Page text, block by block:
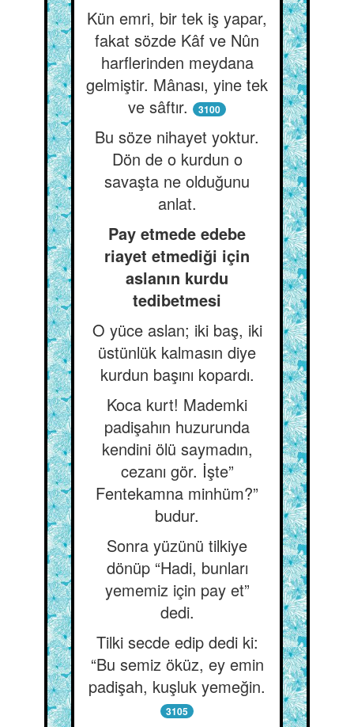
Kün emri, bir tek iş yapar,
fakat sözde Kâf ve Nûn
harflerinden meydana
gelmiştir. Mânası, yine tek
ve sâftır.
3100
Bu söze nihayet yoktur.
Dön de o kurdun o
savaşta ne olduğunu
anlat.
Pay etmede edebe
riayet etmediği için
aslanın kurdu
tedibetmesi
O yüce aslan; iki baş, iki
üstünlük kalmasın diye
kurdun başını kopardı.
Koca kurt! Mademki
padişahın huzurunda
kendini ölü saymadın,
cezanı gör. İşte”
Fentekamna minhüm?”
budur.
Sonra yüzünü tilkiye
dönüp “Hadi, bunları
yememiz için pay et”
dedi.
Tilki secde edip dedi ki:
“Bu semiz öküz, ey emin
padişah, kuşluk yemeğin.
3105